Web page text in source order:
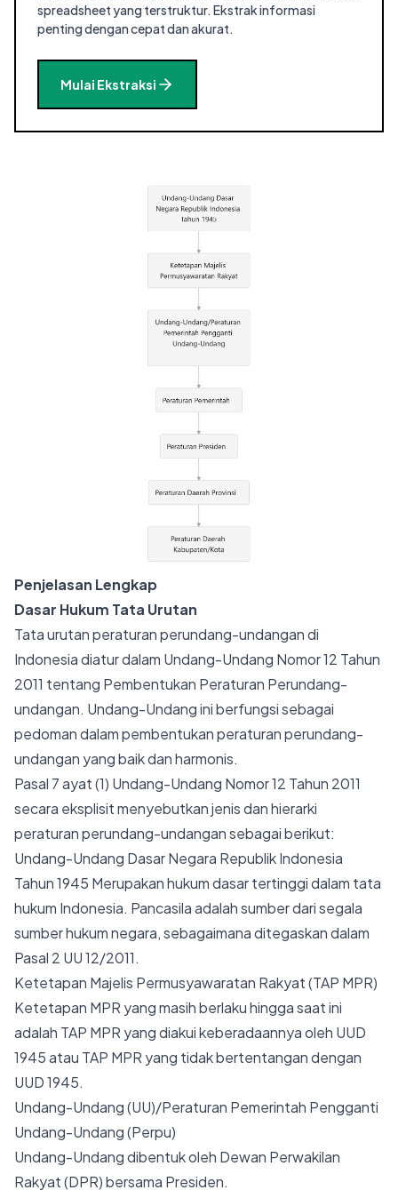
spreadsheet yang terstruktur. Ekstrak informasi
penting dengan cepat dan akurat.
Mulai Ekstraksi
Penjelasan Lengkap
Dasar Hukum Tata Urutan
Tata urutan peraturan perundang-undangan di
Indonesia diatur dalam Undang-Undang Nomor 12 Tahun
2011 tentang Pembentukan Peraturan Perundang-
undangan. Undang-Undang ini berfungsi sebagai
pedoman dalam pembentukan peraturan perundang-
undangan yang baik dan harmonis.
Pasal 7 ayat (1) Undang-Undang Nomor 12 Tahun 2011
secara eksplisit menyebutkan jenis dan hierarki
peraturan perundang-undangan sebagai berikut:
Undang-Undang Dasar Negara Republik Indonesia
Tahun 1945 Merupakan hukum dasar tertinggi dalam tata
hukum Indonesia. Pancasila adalah sumber dari segala
sumber hukum negara, sebagaimana ditegaskan dalam
Pasal 2 UU 12/2011.
Ketetapan Majelis Permusyawaratan Rakyat (TAP MPR)
Ketetapan MPR yang masih berlaku hingga saat ini
adalah TAP MPR yang diakui keberadaannya oleh UUD
1945 atau TAP MPR yang tidak bertentangan dengan
UUD 1945.
Undang-Undang (UU)/Peraturan Pemerintah Pengganti
Undang-Undang (Perpu)
Undang-Undang dibentuk oleh Dewan Perwakilan
Rakyat (DPR) bersama Presiden.